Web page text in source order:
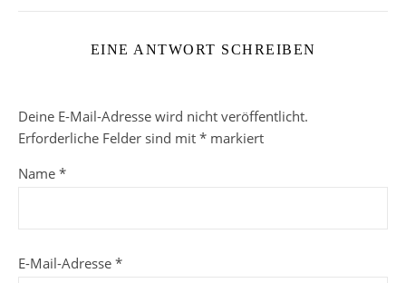
EINE ANTWORT SCHREIBEN
Deine E-Mail-Adresse wird nicht veröffentlicht.
Erforderliche Felder sind mit * markiert
Name *
E-Mail-Adresse *